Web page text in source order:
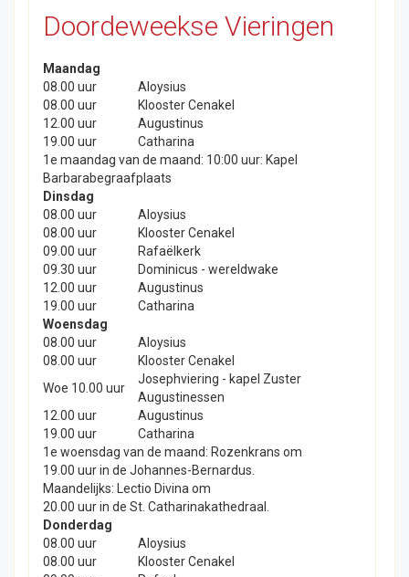
Doordeweekse Vieringen
Maandag
08.00 uur
Aloysius
08.00 uur
Klooster Cenakel
12.00 uur
Augustinus
19.00 uur
Catharina
1e maandag van de maand: 10:00 uur: Kapel
Barbarabegraafplaats
Dinsdag
08.00 uur
Aloysius
08.00 uur
Klooster Cenakel
09.00 uur
Rafaëlkerk
09.30 uur
Dominicus - wereldwake
12.00 uur
Augustinus
19.00 uur
Catharina
Woensdag
08.00 uur
Aloysius
08.00 uur
Klooster Cenakel
Woe 10.00 uur
Josephviering - kapel Zuster
Augustinessen
12.00 uur
Augustinus
19.00 uur
Catharina
1e woensdag van de maand: Rozenkrans om
19.00 uur in de Johannes-Bernardus.
Maandelijks: Lectio Divina om
20.00 uur in de St. Catharinakathedraal.
Donderdag
08.00 uur
Aloysius
08.00 uur
Klooster Cenakel